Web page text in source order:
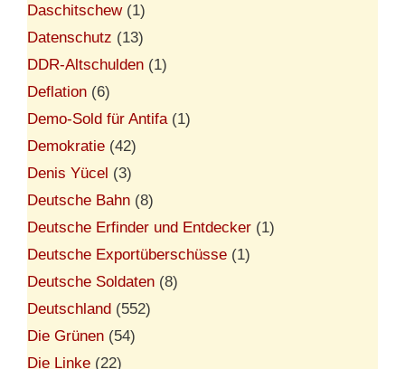
Daschitschew(1)
Datenschutz (13)
DDR-Altschulden (1)
Deflation (6)
Demo-Sold für Antifa(1)
Demokratie (42)
Denis Yücel (3)
Deutsche Bahn (8)
Deutsche Erfinder und Entdecker (1)
Deutsche Exportüberschüsse (1)
Deutsche Soldaten (8)
Deutschland (552)
Die Grünen (54)
Die Linke (22)